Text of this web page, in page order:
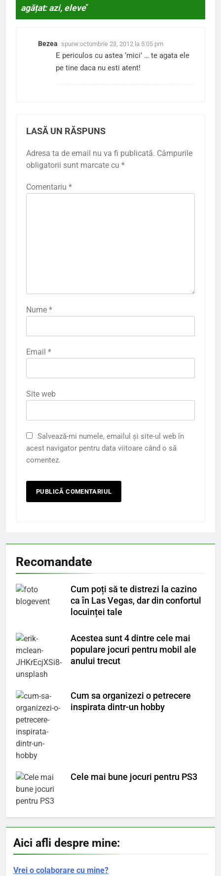
agățat: azi, eleve”
Bezea spune:octombrie 23, 2012 la 5:05 pm
E periculos cu astea ‘mici’ … te agata ele
pe tine daca nu esti atent!
LASĂ UN RĂSPUNS
Adresa ta de email nu va fi publicată. Câmpurile
obligatorii sunt marcate cu *
Comentariu *
Nume *
Email *
Site web
Salvează-mi numele, emailul și site-ul web în
acest navigator pentru data viitoare când o să
comentez.
Recomandate
Cum poți să te distrezi la cazino
ca în Las Vegas, dar din confortul
locuinței tale
Acestea sunt 4 dintre cele mai
populare jocuri pentru mobil ale
anului trecut
Cum sa organizezi o petrecere
inspirata dintr-un hobby
Cele mai bune jocuri pentru PS3
Aici afli despre mine:
Vrei o colaborare cu mine?